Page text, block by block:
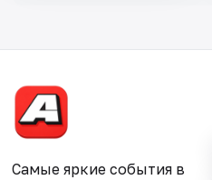
Самые яркие события в